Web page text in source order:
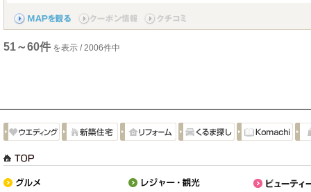
51～60件 を表示 / 2006件中